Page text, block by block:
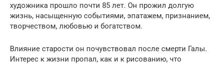
художника прошло почти 85 лет. Он прожил долгую
жизнь, насыщенную событиями, эпатажем, признанием,
творчеством, любовью и богатством.
Влияние старости он почувствовал после смерти Галы.
Интерес к жизни пропал, как и к рисованию, что